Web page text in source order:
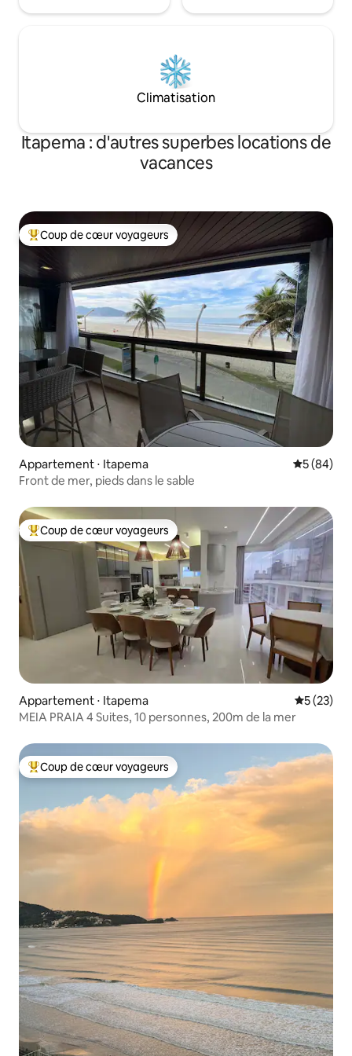
Climatisation
Itapema : d'autres superbes locations de
vacances
Coups de cœur voyageurs les plus appréciés
Coup de cœur voyageurs
Appartement ⋅ Itapema
5 (84)
Front de mer, pieds dans le sable
Coups de cœur voyageurs les plus appréciés
Coup de cœur voyageurs
Appartement ⋅ Itapema
5 (23)
MEIA PRAIA 4 Suites, 10 personnes, 200m de la mer
Coups de cœur voyageurs les plus appréciés
Coup de cœur voyageurs